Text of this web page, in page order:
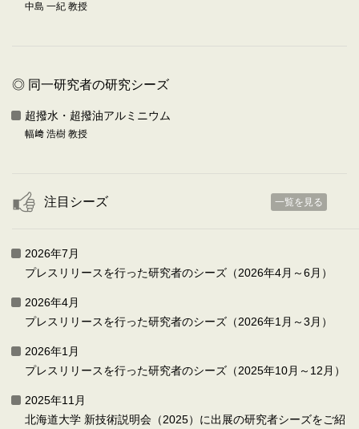
中島 一紀 教授
◎ 同一研究者の研究シーズ
超撥水・超撥油アルミニウム
幅﨑 浩樹 教授
注目シーズ 一覧を見る
2026年7月
プレスリリースを行った研究者のシーズ（2026年4月～6月）
2026年4月
プレスリリースを行った研究者のシーズ（2026年1月～3月）
2026年1月
プレスリリースを行った研究者のシーズ（2025年10月～12月）
2025年11月
北海道大学 新技術説明会（2025）に出展の研究者シーズをご紹